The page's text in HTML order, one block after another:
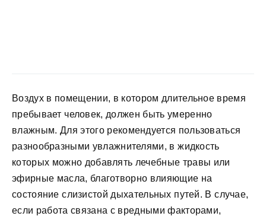
Воздух в помещении, в котором длительное время
пребывает человек, должен быть умеренно
влажным. Для этого рекомендуется пользоваться
разнообразными увлажнителями, в жидкость
которых можно добавлять лечебные травы или
эфирные масла, благотворно влияющие на
состояние слизистой дыхательных путей. В случае,
если работа связана с вредными факторами,